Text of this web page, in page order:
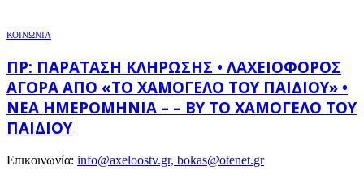
ΚΟΙΝΩΝΙΑ
ΠΡ: ΠΑΡΆΤΑΣΗ ΚΛΉΡΩΣΗΣ • ΛΑΧΕΙΟΦΌΡΟΣ
ΑΓΟΡΆ ΑΠΌ «ΤΟ ΧΑΜΌΓΕΛΟ ΤΟΥ ΠΑΙΔΙΟΎ» •
ΝΈΑ ΗΜΕΡΟΜΗΝΊΑ – – BY ΤΟ ΧΑΜΌΓΕΛΟ ΤΟΥ
ΠΑΙΔΙΟΎ
Επικοινωνία: info@axeloostv.gr, bokas@otenet.gr